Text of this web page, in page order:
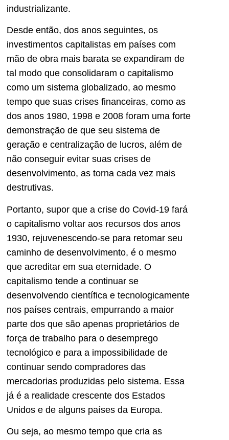
industrializante.
Desde então, dos anos seguintes, os
investimentos capitalistas em países com
mão de obra mais barata se expandiram de
tal modo que consolidaram o capitalismo
como um sistema globalizado, ao mesmo
tempo que suas crises financeiras, como as
dos anos 1980, 1998 e 2008 foram uma forte
demonstração de que seu sistema de
geração e centralização de lucros, além de
não conseguir evitar suas crises de
desenvolvimento, as torna cada vez mais
destrutivas.
Portanto, supor que a crise do Covid-19 fará
o capitalismo voltar aos recursos dos anos
1930, rejuvenescendo-se para retomar seu
caminho de desenvolvimento, é o mesmo
que acreditar em sua eternidade. O
capitalismo tende a continuar se
desenvolvendo científica e tecnologicamente
nos países centrais, empurrando a maior
parte dos que são apenas proprietários de
força de trabalho para o desemprego
tecnológico e para a impossibilidade de
continuar sendo compradores das
mercadorias produzidas pelo sistema. Essa
já é a realidade crescente dos Estados
Unidos e de alguns países da Europa.
Ou seja, ao mesmo tempo que cria as